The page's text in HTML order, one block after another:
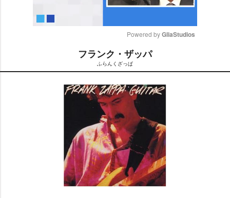
t
e
Powered by GliaStudios
フランク・ザッパ
ふらんくざっぱ